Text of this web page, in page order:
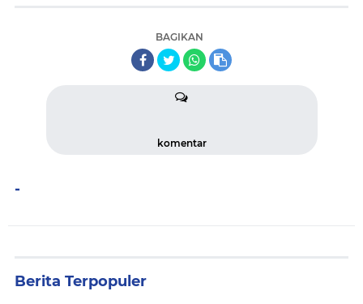
BAGIKAN
komentar
-
Berita Terpopuler